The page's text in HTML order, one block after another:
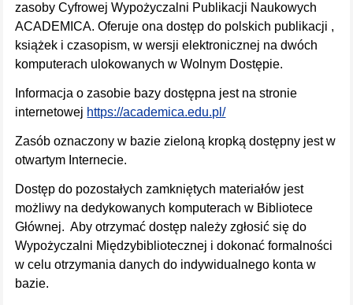
zasoby Cyfrowej Wypożyczalni Publikacji Naukowych
ACADEMICA. Oferuje ona dostęp do polskich publikacji ,
książek i czasopism, w wersji elektronicznej na dwóch
komputerach ulokowanych w Wolnym Dostępie.
Informacja o zasobie bazy dostępna jest na stronie
internetowej https://academica.edu.pl/
Zasób oznaczony w bazie zieloną kropką dostępny jest w
otwartym Internecie.
Dostęp do pozostałych zamkniętych materiałów jest
możliwy na dedykowanych komputerach w Bibliotece
Głównej. Aby otrzymać dostęp należy zgłosić się do
Wypożyczalni Międzybibliotecznej i dokonać formalności
w celu otrzymania danych do indywidualnego konta w
bazie.